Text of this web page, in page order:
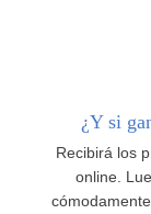
¿Y si
Recibirá los
online.